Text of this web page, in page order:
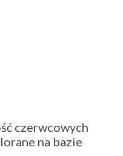
czerwcowych
na bazie